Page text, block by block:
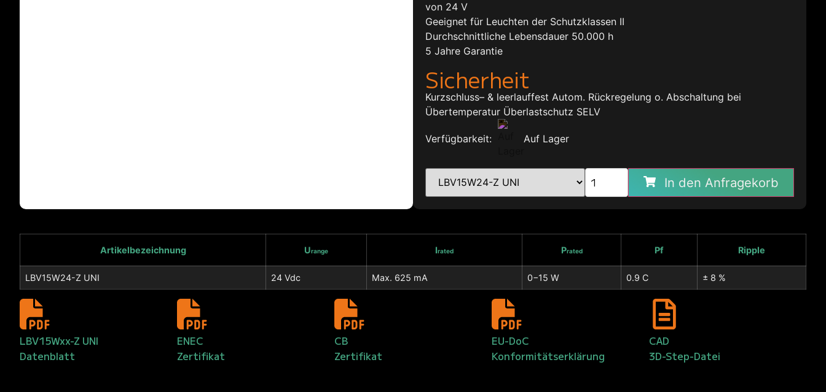
von 24 V
Geeignet für Leuchten der Schutzklassen II
Durchschnittliche Lebensdauer 50.000 h
5 Jahre Garantie
Sicherheit
Kurzschluss– & leerlauffest Autom. Rückregelung o. Abschaltung bei
Übertemperatur Überlastschutz SELV
Verfügbarkeit: Auf Lager
In den Anfragekorb
Artikelbezeichnung Urange Irated Prated Pf Ripple
LBV15W24-Z UNI 24 Vdc Max. 625 mA 0−15 W 0.9 C ± 8 %
LBV15Wxx-Z UNI
Datenblatt
ENEC
Zertifikat
CB
Zertifikat
EU-DoC
Konformitätserklärung
CAD
3D-Step-Datei